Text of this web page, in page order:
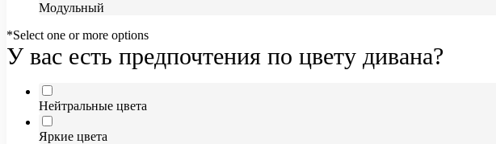
Модульный
*Select one or more options
У вас есть предпочтения по цвету дивана?
Нейтральные цвета
Яркие цвета